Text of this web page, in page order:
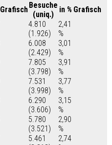
GrafischBesuche
(uniq.)
in % Grafisch
4.810
(1.926)
2,41
%
6.008
(2.429)
3,01
%
7.805
(3.798)
3,91
%
7.531
(3.998)
3,77
%
6.290
(3.606)
3,15
%
5.780
(3.521)
2,90
%
5.461
2,74